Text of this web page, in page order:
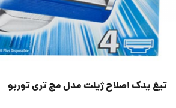
تیغ یدک اصلاح ژیلت مدل مچ تری توربو